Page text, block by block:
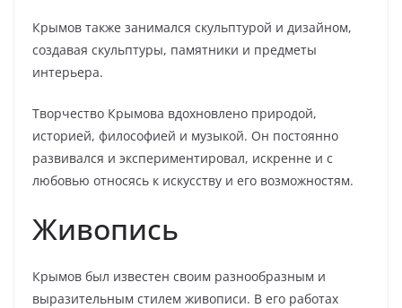
Крымов также занимался скульптурой и дизайном,
создавая скульптуры, памятники и предметы
интерьера.
Творчество Крымова вдохновлено природой,
историей, философией и музыкой. Он постоянно
развивался и экспериментировал, искренне и с
любовью относясь к искусству и его возможностям.
Живопись
Крымов был известен своим разнообразным и
выразительным стилем живописи. В его работах